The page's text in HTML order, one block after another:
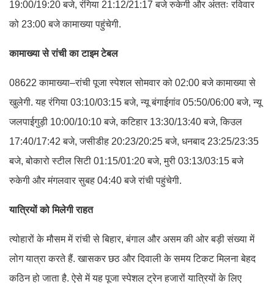
19:00/19:20 बजे, रंगिया 21:12/21:17 बजे रुकेगी और अंततः रविवार
को 23:00 बजे कामाख्या पहुंचेगी.
कामाख्या से रांची का टाइम टेबल
08622 कामाख्या–रांची पूजा स्पेशल सोमवार को 02:00 बजे कामाख्या से
खुलेगी. यह रंगिया 03:10/03:15 बजे, न्यू बंगाईगांव 05:50/06:00 बजे, न्यू
जलपाईगुड़ी 10:00/10:10 बजे, कटिहार 13:30/13:40 बजे, किउल
17:40/17:42 बजे, जसीडीह 20:23/20:25 बजे, धनबाद 23:25/23:35
बजे, बोकारो स्टील सिटी 01:15/01:20 बजे, मुरी 03:13/03:15 बजे
रुकेगी और मंगलवार सुबह 04:40 बजे रांची पहुंचेगी.
यात्रियों को मिलेगी राहत
त्योहारों के मौसम में रांची से बिहार, बंगाल और असम की ओर बड़ी संख्या में
लोग यात्रा करते हैं. खासकर छठ और दिवाली के समय टिकट मिलना बेहद
कठिन हो जाता है. ऐसे में यह पूजा स्पेशल ट्रेन हजारों यात्रियों के लिए